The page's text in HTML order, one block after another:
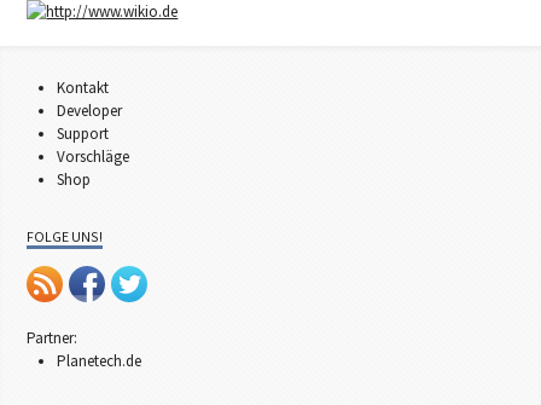
Kontakt
Developer
Support
Vorschläge
Shop
FOLGE UNS!
Partner:
Planetech.de